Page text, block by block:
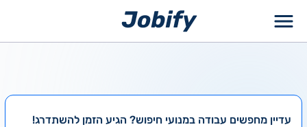
עדיין מחפשים עבודה במנועי חיפוש? הגיע הזמן להשתדרג!